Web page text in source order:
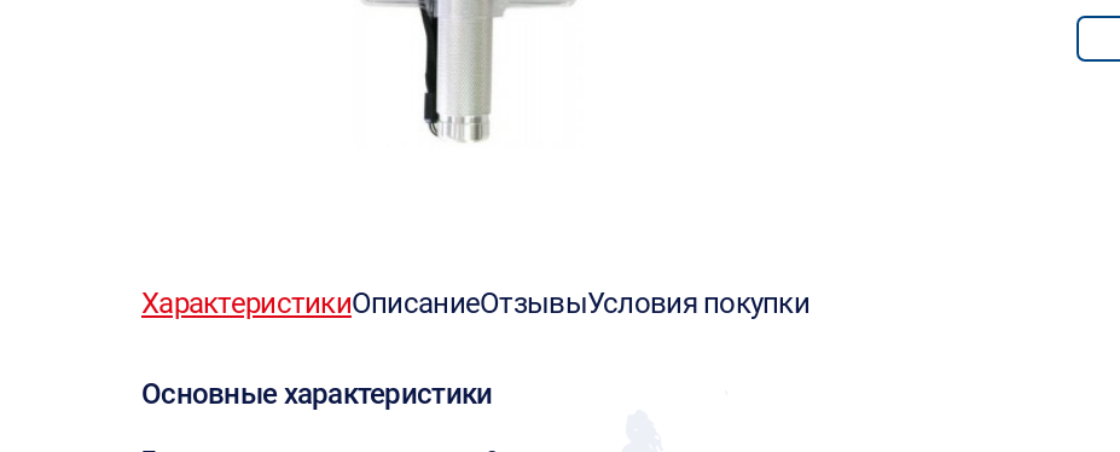
ХарактеристикиОписаниеОтзывыУсловия покупки
Основные характеристики